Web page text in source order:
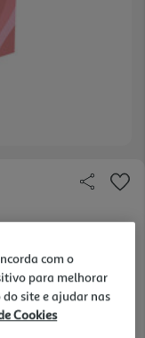
com o
para melhorar
site e ajudar nas
Cookies